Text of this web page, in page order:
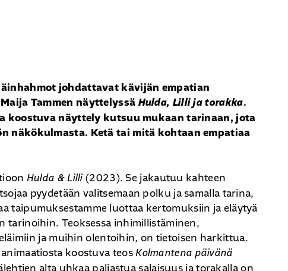
johdattavat kävijän empatian
Tammen näyttelyssä Hulda, Lilli ja torakka.
koostuva näyttely kutsuu mukaan tarinaan, jota
näkökulmasta. Ketä tai mitä kohtaan empatiaa
Hulda & Lilli (2023). Se jakautuu kahteen
pyydetään valitsemaan polku ja samalla tarina,
taipumuksestamme luottaa kertomuksiin ja eläytyä
Teoksessa inhimillistäminen,
ja muihin olentoihin, on tietoisen harkittua.
koostuva teosKolmantena päivänä
alta uhkaa paljastua salaisuus ja torakalla on